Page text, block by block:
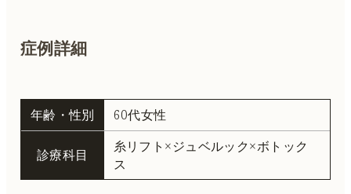
症例詳細
年齢・性別 60代女性
診療科目
糸リフト×ジュベルック×ボトック
ス